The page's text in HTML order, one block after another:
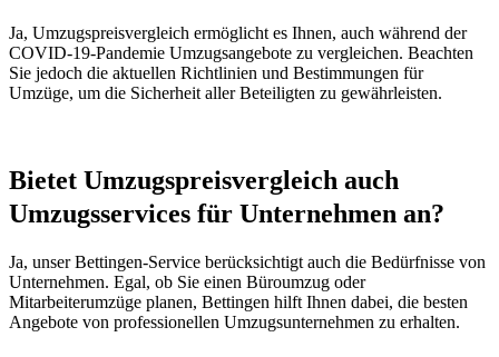
Ja, Umzugspreisvergleich ermöglicht es Ihnen, auch während der
COVID-19-Pandemie Umzugsangebote zu vergleichen. Beachten
Sie jedoch die aktuellen Richtlinien und Bestimmungen für
Umzüge, um die Sicherheit aller Beteiligten zu gewährleisten.
Bietet Umzugspreisvergleich auch
Umzugsservices für Unternehmen an?
Ja, unser Bettingen-Service berücksichtigt auch die Bedürfnisse von
Unternehmen. Egal, ob Sie einen Büroumzug oder
Mitarbeiterumzüge planen, Bettingen hilft Ihnen dabei, die besten
Angebote von professionellen Umzugsunternehmen zu erhalten.